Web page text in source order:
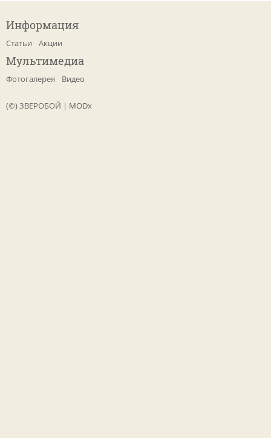
Информация
Статьи Акции
Мультимедиа
Фотогалерея Видео
(©) ЗВЕРОБОЙ | MODx